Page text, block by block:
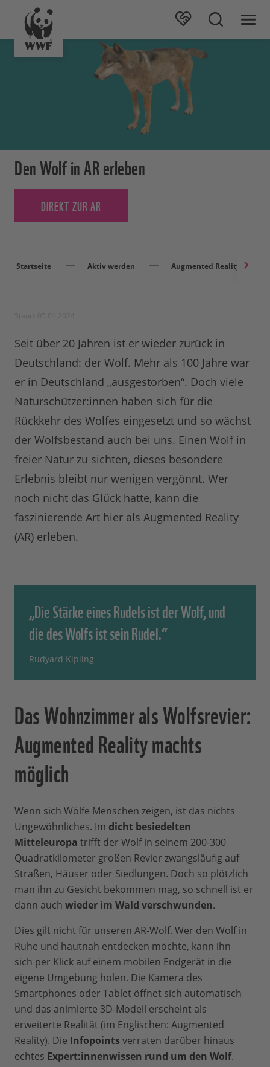
Den Wolf in AR erleben
DIREKT ZUR AR
Startseite Aktiv werden Augmented Reality
Seit über 20 Jahren ist er wieder zurück in
Deutschland: der Wolf. Mehr als 100 Jahre war
er in Deutschland „ausgestorben“. Doch viele
Naturschützer:innen haben sich für die
Rückkehr des Wolfes eingesetzt und so wächst
der Wolfsbestand auch bei uns. Einen Wolf in
freier Natur zu sichten, dieses besondere
Erlebnis bleibt nur wenigen vergönnt. Wer
noch nicht das Glück hatte, kann die
faszinierende Art hier als Augmented Reality
(AR) erleben.
„Die Stärke eines Rudels ist der Wolf, und
die des Wolfs ist sein Rudel.“
Rudyard Kipling
Das Wohnzimmer als Wolfsrevier:
Augmented Reality machts
möglich
Wenn sich Wölfe Menschen zeigen, ist das nichts
Ungewöhnliches. Im dicht besiedelten
Mitteleuropa trifft der Wolf in seinem 200-300
Quadratkilometer großen Revier zwangsläufig auf
Straßen, Häuser oder Siedlungen. Doch so plötzlich
man ihn zu Gesicht bekommen mag, so schnell ist er
dann auch wieder im Wald verschwunden.
Dies gilt nicht für unseren AR-Wolf. Wer den Wolf in
Ruhe und hautnah entdecken möchte, kann ihn
sich per Klick auf einem mobilen Endgerät in die
eigene Umgebung holen. Die Kamera des
Smartphones oder Tablet öffnet sich automatisch
und das animierte 3D-Modell erscheint als
erweiterte Realität (im Englischen: Augmented
Reality). Die Infopoints verraten darüber hinaus
echtes Expert:innenwissen rund um den Wolf.